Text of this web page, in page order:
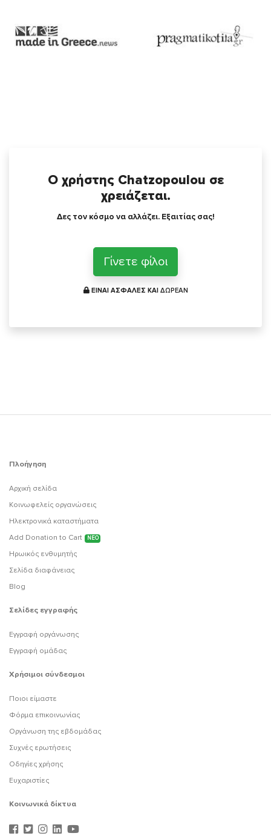
Ο χρήστης Chatzopoulou σε
χρειάζεται.
Δες τον κόσμο να αλλάζει. Εξαιτίας σας!
Γίνετε φίλοι
ΕΙΝΑΙ ΑΣΦΑΛΕΣ ΚΑΙ ΔΩΡΕΑΝ
Πλοήγηση
Αρχική σελίδα
Κοινωφελείς οργανώσεις
Ηλεκτρονικά καταστήματα
Add Donation to Cart
ΝΕΟ
Ηρωικός ενθυμητής
Σελίδα διαφάνειας
Blog
Σελίδες εγγραφής
Εγγραφή οργάνωσης
Εγγραφή ομάδας
Χρήσιμοι σύνδεσμοι
Ποιοι είμαστε
Φόρμα επικοινωνίας
Οργάνωση της εβδομάδας
Συχνές ερωτήσεις
Οδηγίες χρήσης
Ευχαριστίες
Κοινωνικά δίκτυα